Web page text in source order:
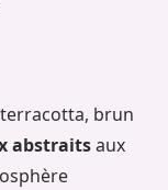
brun
abstraitsaux